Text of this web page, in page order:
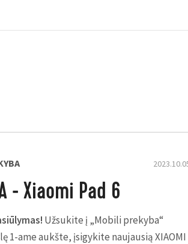
- Xiaomi Pad 6
Užsukite į „Mobili prekyba“
1-ame aukšte, įsigykite naujausią XIAOMI
įsigykite naujausią XIAOMI 13T
- net 399 Eur.
Dovanų kiekis ribotas.
priedus, perkels duomenis, o
NEMOKAMA.